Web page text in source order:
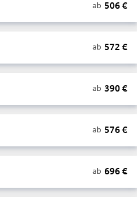
ab 506€
ab 572 €
ab 390€
ab 576€
ab 696€